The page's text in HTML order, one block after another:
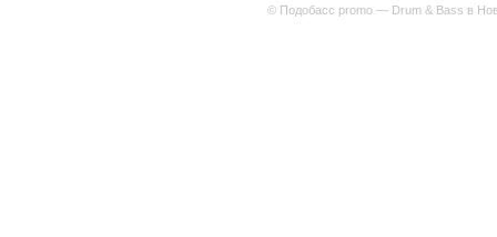
© Подобасс promo — Drum & Bass в